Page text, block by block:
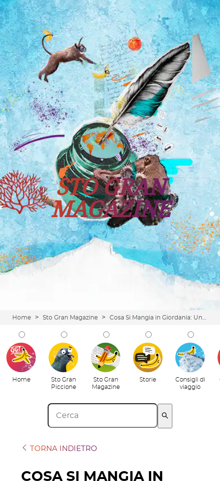
Tutti i viaggi Prossime partenze
STO GRAN
MAGAZINE
Home > Sto Gran Magazine >
Home
Sto Gran
Piccione
Sto Gran
Magazine
Storie
Consigli di
viaggio
TORNA INDIETRO
COSA SI MANGIA IN